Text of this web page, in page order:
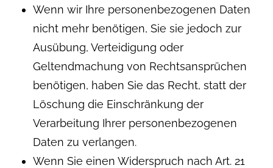
Wenn wir Ihre personenbezogenen Daten
nicht mehr benötigen, Sie sie jedoch zur
Ausübung, Verteidigung oder
Geltendmachung von Rechtsansprüchen
benötigen, haben Sie das Recht, statt der
Löschung die Einschränkung der
Verarbeitung Ihrer personenbezogenen
Daten zu verlangen.
Wenn Sie einen Widerspruch nach Art. 21